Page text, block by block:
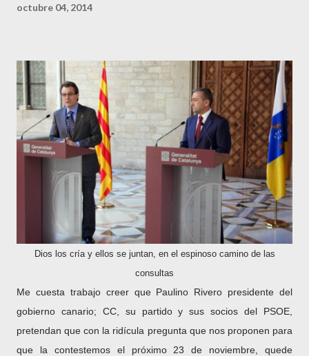
octubre 04, 2014
Dios los cría y ellos se juntan, en el espinoso camino de las
consultas
Me cuesta trabajo creer que Paulino Rivero presidente del
gobierno canario; CC, su partido y sus socios del PSOE,
pretendan que con la ridícula pregunta que nos proponen para
que la contestemos el próximo 23 de noviembre, quede